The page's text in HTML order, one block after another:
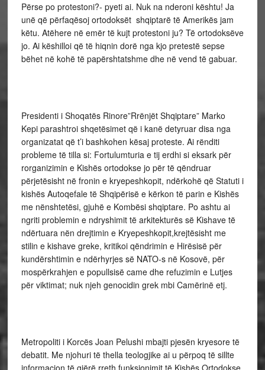
Përse po protestoni?- pyeti ai. Nuk na nderoni kështu! Ja
unë që përfaqësoj ortodoksët shqiptarë të Amerikës jam
këtu. Atëhere në emër të kujt protestoni ju? Të ortodoksëve
jo. Ai këshilloi që të hiqnin dorë nga kjo pretestë sepse
bëhet në kohë të papërshtatshme dhe në vend të gabuar.
Presidenti i Shoqatës Rinore”Rrënjët Shqiptare” Marko
Kepi parashtroi shqetësimet që i kanë detyruar disa nga
organizatat që t’i bashkohen kësaj proteste. Ai rënditi
probleme të tilla si: Fortulumturia e tij erdhi si eksark për
rorganizimin e Kishës ortodokse jo për të qëndruar
përjetësisht në fronin e kryepeshkopit, ndërkohë që Statuti i
kishës Autoqefale të Shqipërisë e kërkon të parin e Kishës
me nënshtetësi, gjuhë e Kombësi shqiptare. Po ashtu ai
ngriti problemin e ndryshimit të arkitekturës së Kishave të
ndërtuara nën drejtimin e Kryepeshkopit,krejtësisht me
stilin e kishave greke, kritikoi qëndrimin e Hirësisë për
kundërshtimin e ndërhyrjes së NATO-s në Kosovë, për
mospërkrahjen e popullsisë came dhe refuzimin e Lutjes
për viktimat; nuk njeh genocidin grek mbi Camërinë etj.
Metropoliti i Korcës Joan Pelushi mbajti pjesën kryesore të
debatit. Me njohuri të thella teologjike ai u përpoq të sillte
informacion të gjërë rreth funksionimit të Kishës Ortodokse,